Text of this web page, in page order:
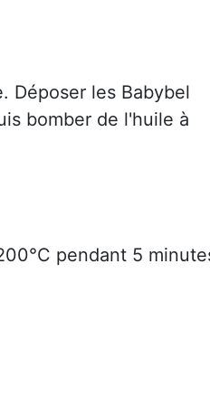
Déposer les Babybel
bomber de l'huile à
pendant 5